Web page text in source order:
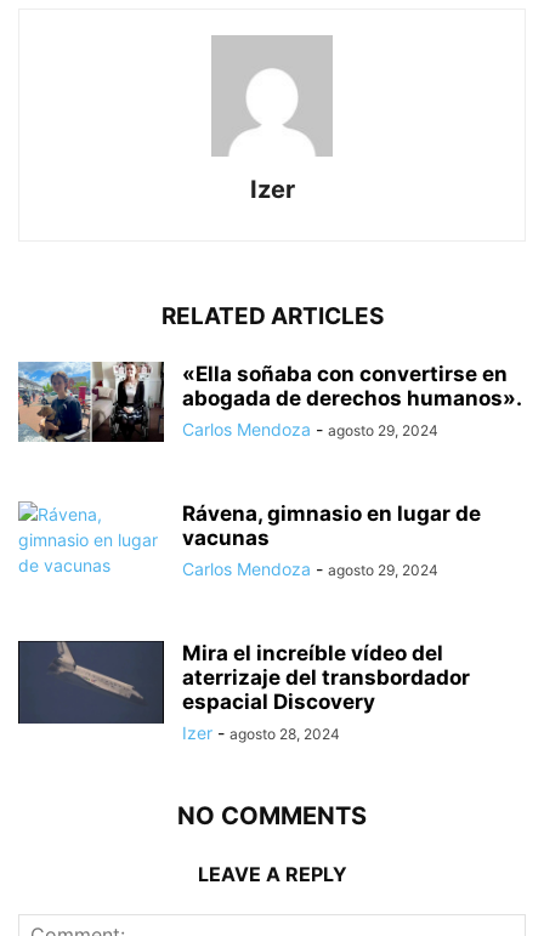
Izer
RELATED ARTICLES
«Ella soñaba con convertirse en
abogada de derechos humanos».
Carlos Mendoza - agosto 29, 2024
Rávena, gimnasio en lugar de
vacunas
Carlos Mendoza - agosto 29, 2024
Mira el increíble vídeo del
aterrizaje del transbordador
espacial Discovery
Izer - agosto 28, 2024
NO COMMENTS
LEAVE A REPLY